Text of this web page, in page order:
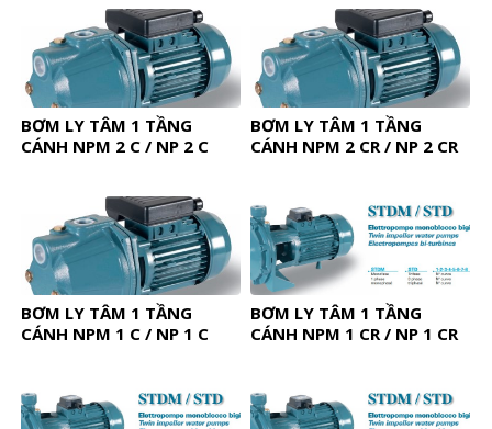
BƠM LY TÂM 1 TẦNG
CÁNH NPM 2 C / NP 2 C
BƠM LY TÂM 1 TẦNG
CÁNH NPM 2 CR / NP 2 CR
BƠM LY TÂM 1 TẦNG
CÁNH NPM 1 C / NP 1 C
BƠM LY TÂM 1 TẦNG
CÁNH NPM 1 CR / NP 1 CR